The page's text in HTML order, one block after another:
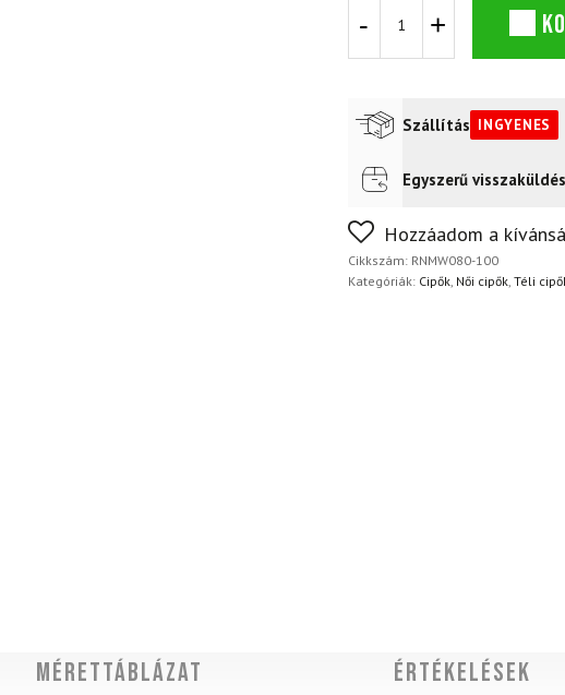
csizma
Podium
White
mennyiség
Szállítás INGYENES
Futár a címreIngyenes
FoxPost
Egyszerű
Nem biztos a
napon belül, indoklás nélkül.
Hozzáadom a
Cikkszám: RNMW080-100
Kategóriák: Cipők, Női cipők, Téli
Mérettáblázat Értékelések